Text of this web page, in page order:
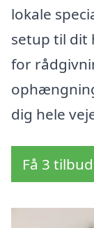
lokale
setup til dit
for
dig hele
Få 3